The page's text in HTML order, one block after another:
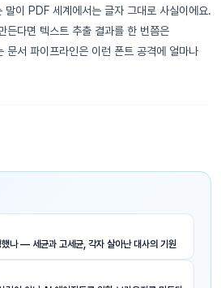
말이 PDF 세계에서는 글자 그대로 사실이에요.
든다면 텍스트 추출 결과를 한 번쯤은
문서 파이프라인은 이런 폰트 공격에 얼마나
나 — 세균과 고세균, 각자 살아난 대사의 기원